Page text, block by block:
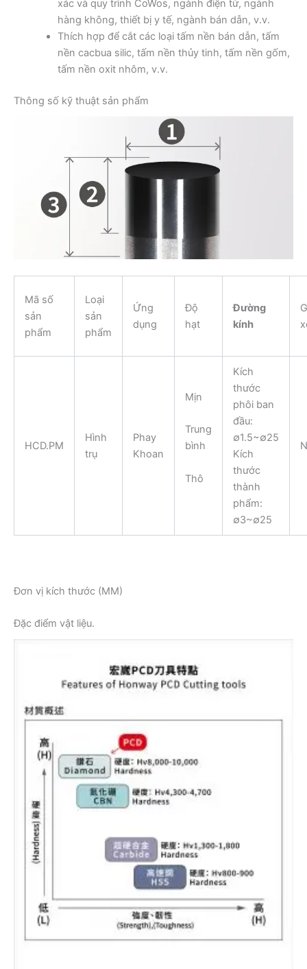
xác và quy trình CoWos, ngành điện tử, ngành
hàng không, thiết bị y tế, ngành bán dẫn, v.v.
Thích hợp để cắt các loại tấm nền bán dẫn, tấm
nền cacbua silic, tấm nền thủy tinh, tấm nền gốm,
tấm nền oxit nhôm, v.v.
Thông số kỹ thuật sản phẩm
Mã số
sản
phẩm
Loại
sản
phẩm
Ứng
dụng
Độ
hạt
Đường
kính
HCD.PM
Hình
trụ
Phay
Khoan
Mịn
Trung
bình
Thô
Kích
thước
phôi ban
đầu:
∅1.5~∅25
Kích
thước
thành
phẩm:
∅3~∅25
Đơn vị kích thước (MM)
Đặc điểm vật liệu.